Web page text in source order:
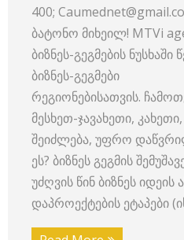
400;
ბატონო მიხეილ! MTVi
ბიზნეს-გეგმების
ბიზნეს-გეგმები
რეგიონებისათვის.
მესხეთ-ჯავახეთი,
შეიძლება, უფრო
ეს? ბიზნეს გეგმის
უძღვის წინ ბიზნეს იდეის
დაპროექტების ეტაპები